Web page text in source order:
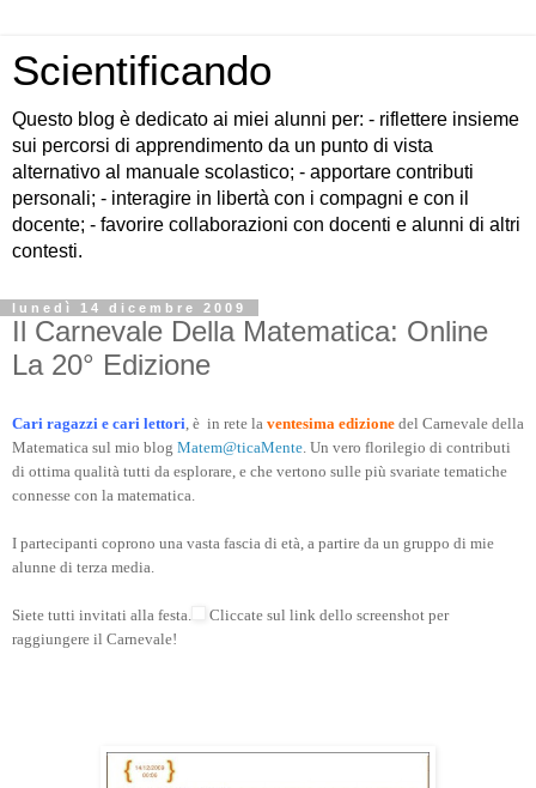
Scientificando
Questo blog è dedicato ai miei alunni per: - riflettere insieme
sui percorsi di apprendimento da un punto di vista
alternativo al manuale scolastico; - apportare contributi
personali; - interagire in libertà con i compagni e con il
docente; - favorire collaborazioni con docenti e alunni di altri
contesti.
lunedì 14 dicembre 2009
Il Carnevale Della Matematica: Online
La 20° Edizione
Cari ragazzi e cari lettori , è in rete la ventesima edizione del Carnevale della
Matematica sul mio blog Matem@ticaMente . Un vero florilegio di contributi
di ottima qualità tutti da esplorare, e che vertono sulle più svariate tematiche
connesse con la matematica.
I partecipanti coprono una vasta fascia di età, a partire da un gruppo di mie
alunne di terza media.
Siete tutti invitati alla festa.
Cliccate sul link dello screenshot per
raggiungere il Carnevale!